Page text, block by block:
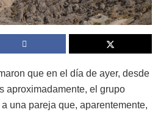
que en el día de ayer, desde
aproximadamente, el grupo
una pareja que, aparentemente,